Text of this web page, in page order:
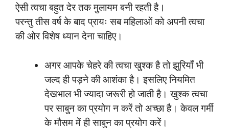
ऐसी त्वचा बहुत देर तक मुलायम बनी रहती है।
परन्तु तीस वर्ष के बाद प्रायः सब महिलाओं को अपनी त्वचा
की ओर विशेष ध्यान देना चाहिए।
अगर आपके चेहरे की त्वचा खुश्क है तो झुरियाँ भी
जल्द ही पड़ने की आशंका है। इसलिए नियमित
देखभाल भी ज्यादा जरूरी हो जाती है। खुश्क त्वचा
पर साबुन का प्रयोग न करें तो अच्छा है। केवल गर्मी
के मौसम में ही साबुन का प्रयोग करें।